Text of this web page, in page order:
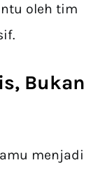
oleh tim
Bukan
menjadi